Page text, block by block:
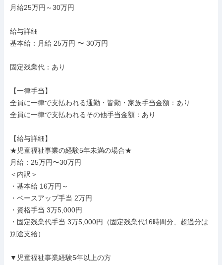
月給25万円～30万円
給与詳細
基本給：月給 25万円 〜 30万円
固定残業代：あり
【一律手当】
全員に一律で支払われる通勤・皆勤・家族手当金額：あり
全員に一律で支払われるその他手当金額：あり
【給与詳細】
★児童福祉事業の経験5年未満の場合★
月給：25万円〜30万円
＜内訳＞
・基本給 16万円～
・ベースアップ手当 2万円
・資格手当 3万5,000円
・固定残業代手当 3万5,000円（固定残業代16時間分、超過分は
別途支給）
▼児童福祉事業経験5年以上の方